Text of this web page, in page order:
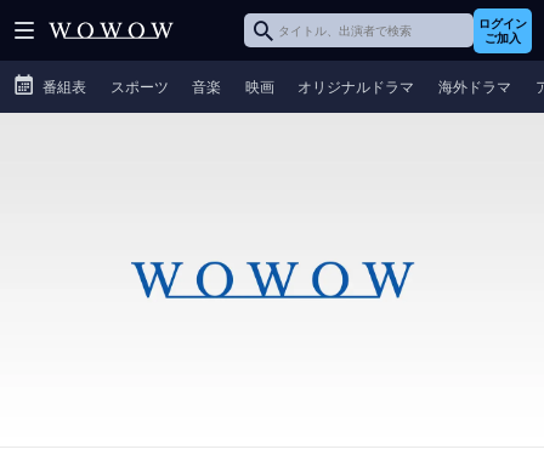
ログイン
ご加入
番組表 スポーツ 音楽 映画 オリジナルドラマ 海外ドラマ